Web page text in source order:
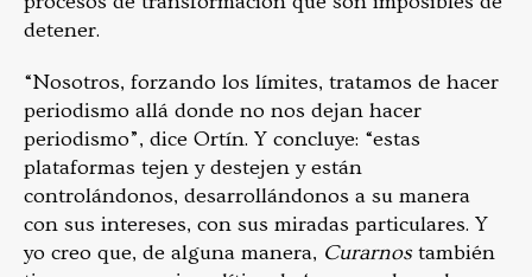
detener.
“Nosotros, forzando los límites, tratamos de hacer
periodismo allá donde no nos dejan hacer
periodismo”, dice Ortín. Y concluye: “estas
plataformas tejen y destejen y están
controlándonos, desarrollándonos a su manera
con sus intereses, con sus miradas particulares. Y
yo creo que, de alguna manera, Curarnos también